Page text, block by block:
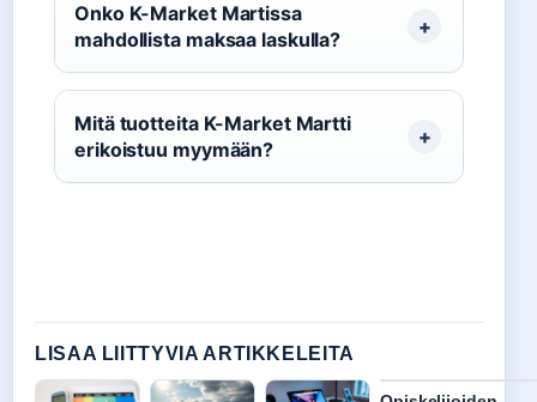
Onko K-Market Martissa
mahdollista maksaa laskulla?
Mitä tuotteita K-Market Martti
erikoistuu myymään?
LISAA LIITTYVIA ARTIKKELEITA